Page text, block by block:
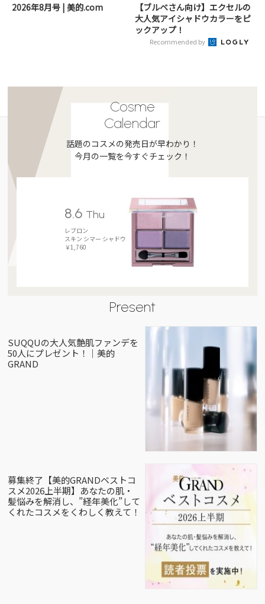
2026年8月号 | 美的.com
【ブルベさん向け】エクセルの
大人気アイシャドウカラーをピ
ックアップ！
Recommended by
Cosme
Calendar
話題のコスメの発売日が早わかり！
今月の一覧を今すぐチェック！
8.6 Thu
レブロン
スキン シマー シャドウ
￥1,760
Present
SUQQUの大人気艶肌ファンデを
50人にプレゼント！｜美的
GRAND
募集終了【美的GRANDベストコ
スメ2026上半期】あなたの肌・
髪悩みを解消し、”経年美化”して
くれたコスメをくわしく教えて！